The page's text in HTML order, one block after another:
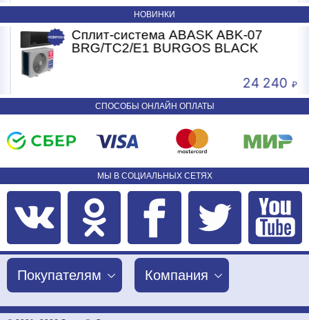
НОВИНКИ
Сплит-система ABASK ABK-07
BRG/TC2/E1 BURGOS BLACK
24 240
СПОСОБЫ ОНЛАЙН ОПЛАТЫ
МЫ В СОЦИАЛЬНЫХ СЕТЯХ
Покупателям Компания